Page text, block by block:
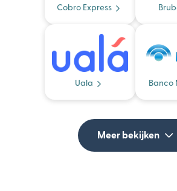
Cobro Express
Uala Banco
Meer bekijken